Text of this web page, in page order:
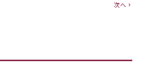
次へ chevron_right